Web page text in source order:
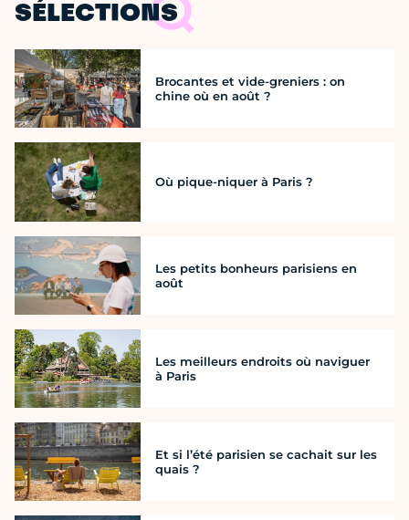
SÉLECTIONS
Brocantes et vide-greniers : on
chine où en août ?
Où pique-niquer à Paris ?
Les petits bonheurs parisiens en
août
Les meilleurs endroits où naviguer
à Paris
Et si l’été parisien se cachait sur les
quais ?